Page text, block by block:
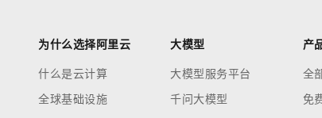
为什么选择阿里云
什么是云计算
全球基础设施
大模型
大模型服务平台
千问大模型
产
全
免